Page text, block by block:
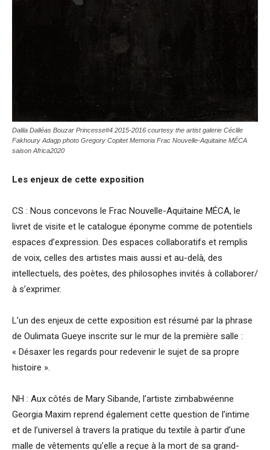
Dalila Dalléas Bouzar Princesse#4 2015-2016 courtesy the artist galerie Céclile
Fakhoury Adagp photo Gregory CopitetMemoria Frac Nouvelle-Aquitaine MÉCA
saison Africa2020
Les enjeux de cette exposition
CS : Nous concevons le Frac Nouvelle-Aquitaine MÉCA, le
livret de visite et le catalogue éponyme comme de potentiels
espaces d’expression. Des espaces collaboratifs et remplis
de voix, celles des artistes mais aussi et au-delà, des
intellectuels, des poètes, des philosophes invités à collaborer/
à s’exprimer.
L’un des enjeux de cette exposition est résumé par la phrase
de Oulimata Gueye inscrite sur le mur de la première salle :
« Désaxer les regards pour redevenir le sujet de sa propre
histoire ».
NH : Aux côtés de Mary Sibande, l’artiste zimbabwéenne
Georgia Maxim reprend également cette question de l’intime
et de l’universel à travers la pratique du textile à partir d’une
malle de vêtements qu’elle a reçue à la mort de sa grand-